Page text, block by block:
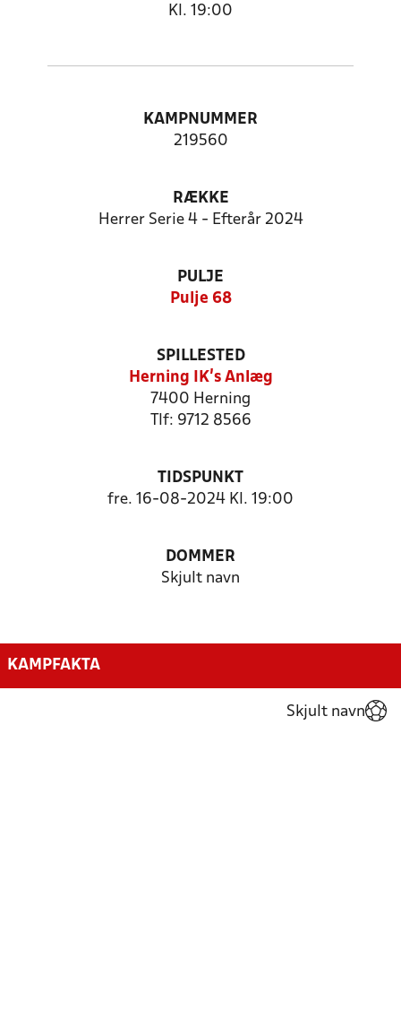
Kl. 19:00
KAMPNUMMER
219560
RÆKKE
Herrer Serie 4 - Efterår 2024
PULJE
Pulje 68
SPILLESTED
Herning IK's Anlæg
7400 Herning
Tlf: 9712 8566
TIDSPUNKT
fre. 16-08-2024 Kl. 19:00
DOMMER
Skjult navn
KAMPFAKTA
Skjult navn